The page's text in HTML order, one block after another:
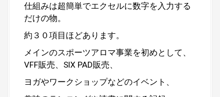
仕組みは超簡単でエクセルに数字を入力する
だけの物。
約３０項目ほどあります。
メインのスポーツアロマ事業を初めとして、
VFF販売、SIX PAD販売、
ヨガやワークショップなどのイベント、